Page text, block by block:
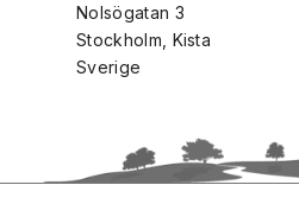
Nolsögatan 3
Stockholm, Kista
Sverige